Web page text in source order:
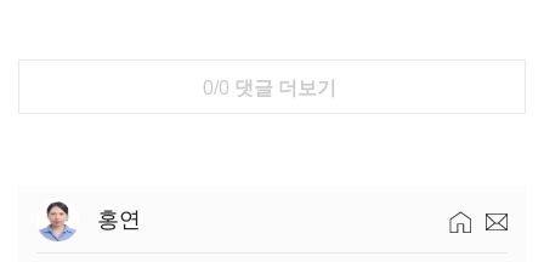
0/0 댓글 더보기
홍연